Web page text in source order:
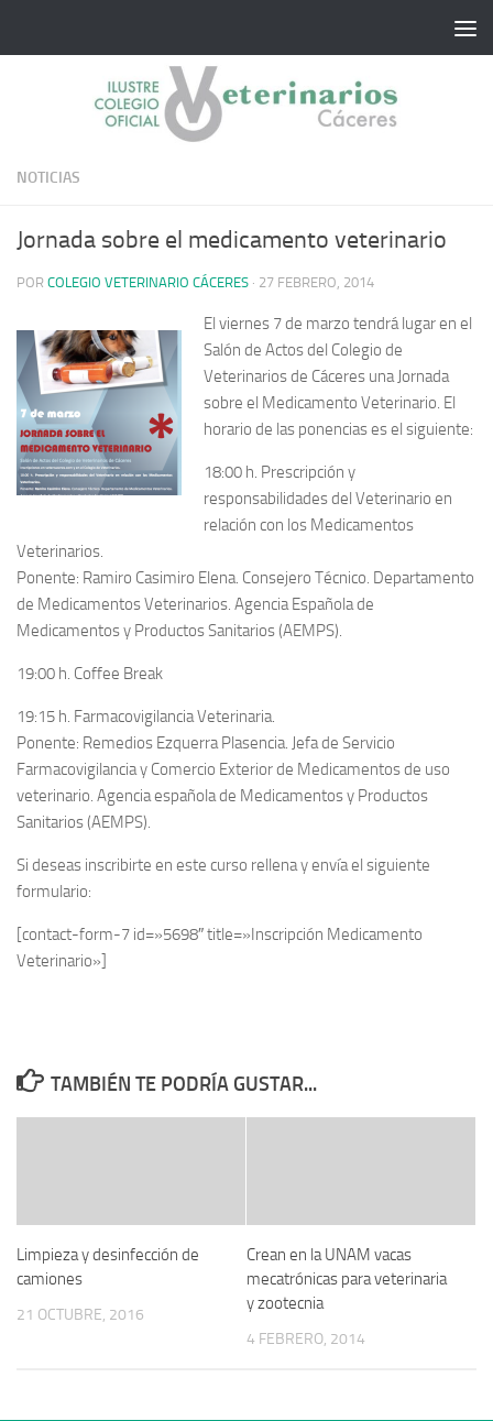
NOTICIAS
Jornada sobre el medicamento veterinario
POR COLEGIO VETERINARIO CÁCERES · 27 FEBRERO, 2014
El viernes 7 de marzo tendrá lugar en el
Salón de Actos del Colegio de
Veterinarios de Cáceres una Jornada
sobre el Medicamento Veterinario. El
horario de las ponencias es el siguiente:
18:00 h. Prescripción y
responsabilidades del Veterinario en
relación con los Medicamentos
Veterinarios.
Ponente: Ramiro Casimiro Elena. Consejero Técnico. Departamento
de Medicamentos Veterinarios. Agencia Española de
Medicamentos y Productos Sanitarios (AEMPS).
19:00 h. Coffee Break
19:15 h. Farmacovigilancia Veterinaria.
Ponente: Remedios Ezquerra Plasencia. Jefa de Servicio
Farmacovigilancia y Comercio Exterior de Medicamentos de uso
veterinario. Agencia española de Medicamentos y Productos
Sanitarios (AEMPS).
Si deseas inscribirte en este curso rellena y envía el siguiente
formulario:
[contact-form-7 id=»5698″ title=»Inscripción Medicamento
Veterinario»]
TAMBIÉN TE PODRÍA GUSTAR...
Limpieza y desinfección de
camiones
21 OCTUBRE, 2016
Crean en la UNAM vacas
mecatrónicas para veterinaria
y zootecnia
4 FEBRERO, 2014